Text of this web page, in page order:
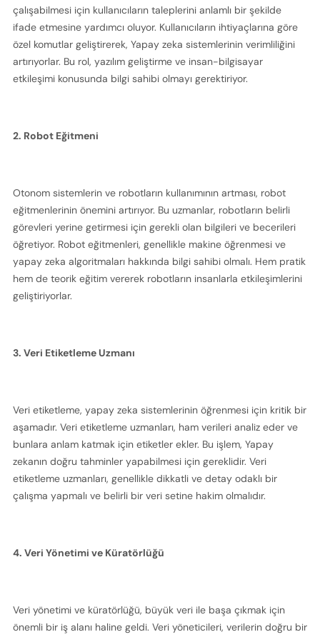
çalışabilmesi için kullanıcıların taleplerini anlamlı bir şekilde
ifade etmesine yardımcı oluyor. Kullanıcıların ihtiyaçlarına göre
özel komutlar geliştirerek, Yapay zeka sistemlerinin verimliliğini
artırıyorlar. Bu rol, yazılım geliştirme ve insan-bilgisayar
etkileşimi konusunda bilgi sahibi olmayı gerektiriyor.
2. Robot Eğitmeni
Otonom sistemlerin ve robotların kullanımının artması, robot
eğitmenlerinin önemini artırıyor. Bu uzmanlar, robotların belirli
görevleri yerine getirmesi için gerekli olan bilgileri ve becerileri
öğretiyor. Robot eğitmenleri, genellikle makine öğrenmesi ve
yapay zeka algoritmaları hakkında bilgi sahibi olmalı. Hem pratik
hem de teorik eğitim vererek robotların insanlarla etkileşimlerini
geliştiriyorlar.
3. Veri Etiketleme Uzmanı
Veri etiketleme, yapay zeka sistemlerinin öğrenmesi için kritik bir
aşamadır. Veri etiketleme uzmanları, ham verileri analiz eder ve
bunlara anlam katmak için etiketler ekler. Bu işlem, Yapay
zekanın doğru tahminler yapabilmesi için gereklidir. Veri
etiketleme uzmanları, genellikle dikkatli ve detay odaklı bir
çalışma yapmalı ve belirli bir veri setine hakim olmalıdır.
4. Veri Yönetimi ve Küratörlüğü
Veri yönetimi ve küratörlüğü, büyük veri ile başa çıkmak için
önemli bir iş alanı haline geldi. Veri yöneticileri, verilerin doğru bir